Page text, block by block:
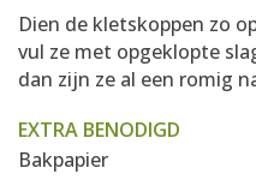
Dien de kletskoppen zo
vul ze met opgeklopte
dan zijn ze al een romig
EXTRA BENODIGD
Bakpapier